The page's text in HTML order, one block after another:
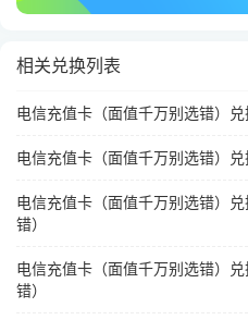
相关兑换列表
电信充值卡（面值千万别选错）
电信充值卡（面值千万别选错）
电信充值卡（面值千万别选错）
错）
电信充值卡（面值千万别选错）
错）